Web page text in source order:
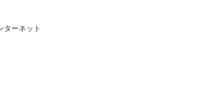
ターネット